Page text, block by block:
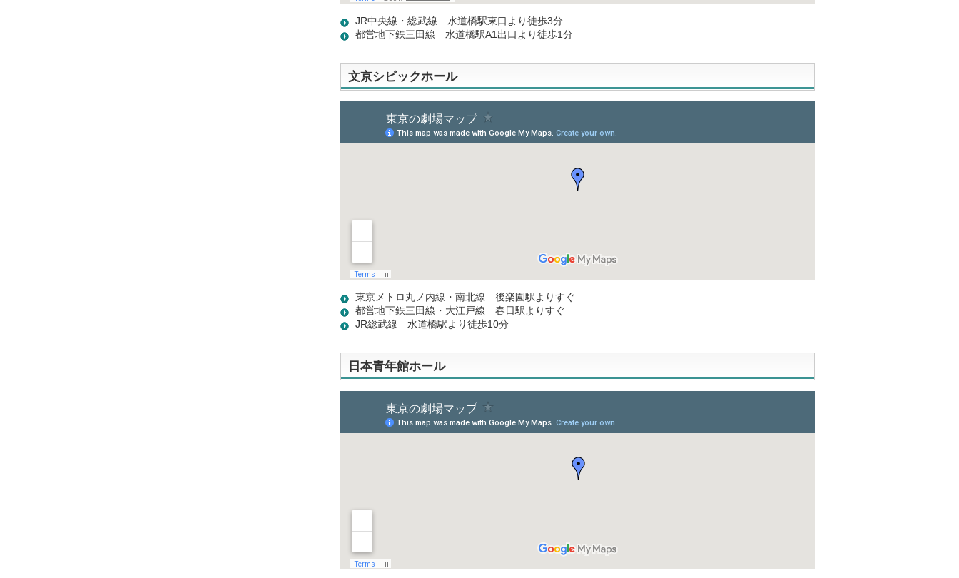
JR中央線・総武線 水道橋駅東口より徒歩3分
都営地下鉄三田線 水道橋駅A1出口より徒歩1分
文京シビックホール
東京メトロ丸ノ内線・南北線 後楽園駅よりすぐ
都営地下鉄三田線・大江戸線 春日駅よりすぐ
JR総武線 水道橋駅より徒歩10分
日本青年館ホール